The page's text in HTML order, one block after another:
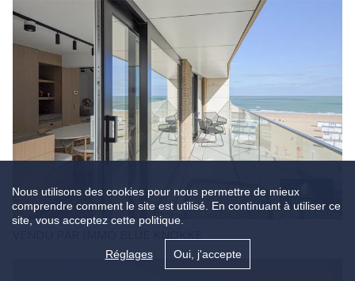
Nous utilisons des cookies pour nous permettre de mieux
comprendre comment le site est utilisé. En continuant à utiliser ce
site, vous acceptez cette politique.
Réglages Oui, j'accepte